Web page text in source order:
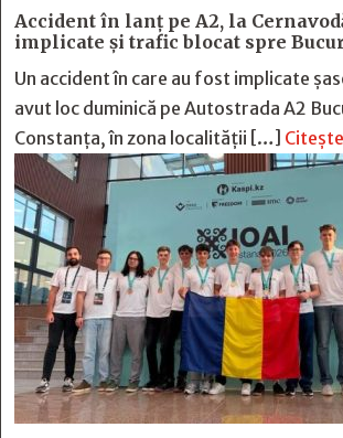
Accident în lanț pe A2, la
implicate și trafic blocat spre
Un accident în care au fost implicate
avut loc duminică pe Autostrada A2
Constanța, în zona localității […]